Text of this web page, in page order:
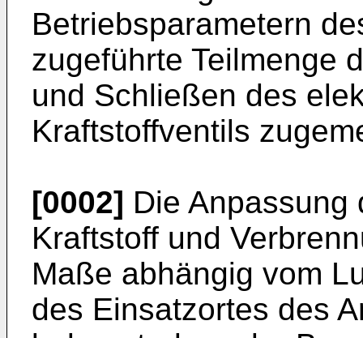
Betriebsparametern
zugeführte Teilmenge
und Schließen des
Kraftstoffventils
[0002] Die Anpassung
Kraftstoff und
Maße abhängig vom
des Einsatzortes des